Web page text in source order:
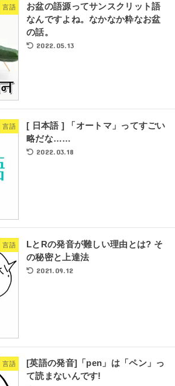
言語
お盆の語源ってサンスクリット語
なんですよね。なかなか粋なお盆
の話。
2022.05.13
言語
[ 日本語 ] 「オートマ」ってすごい
略だな……
2022.03.18
言語
LとRの発音が難しい理由とは? そ
の秘密と上達法
2021.09.12
言語
[英語の発音]「pen」は「ペン」っ
て読まないんです!